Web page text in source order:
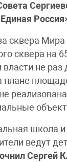
сквера
сквера на
власти не
плане
школа
ведут
Сергей